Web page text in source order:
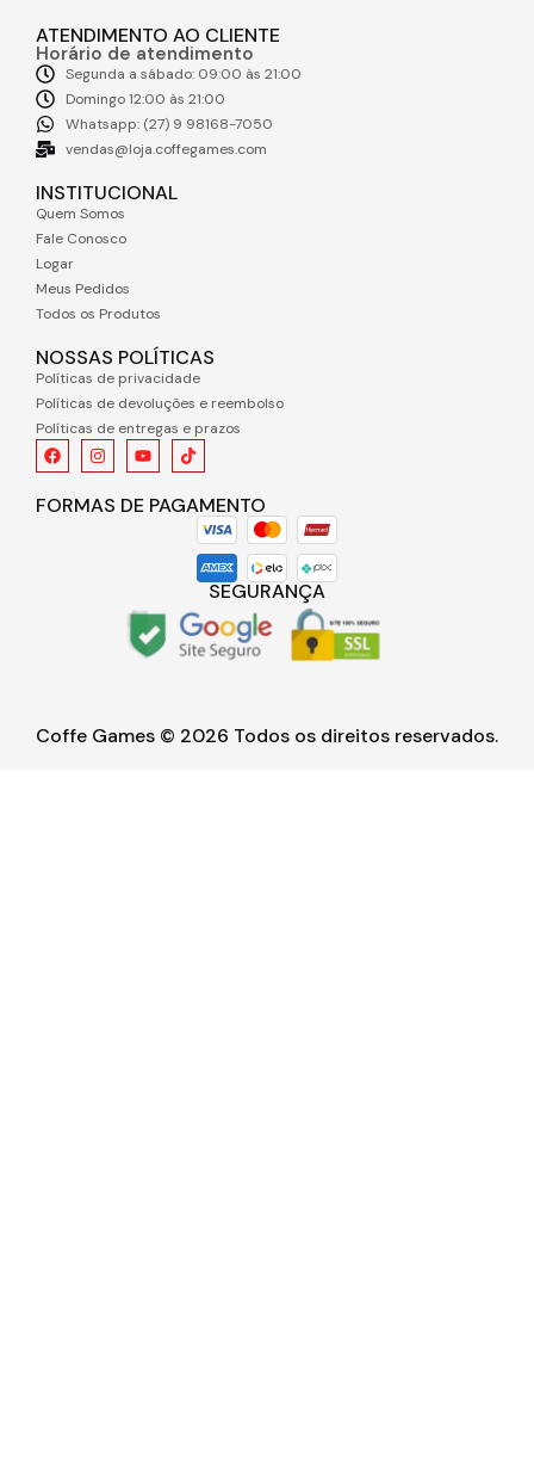
ATENDIMENTO AO CLIENTE
Horário de atendimento
Segunda a sábado: 09:00 às 21:00
Domingo 12:00 às 21:00
Whatsapp: (27) 9 98168-7050
vendas@loja.coffegames.com
INSTITUCIONAL
Quem Somos
Fale Conosco
Logar
Meus Pedidos
Todos os Produtos
NOSSAS POLÍTICAS
Políticas de privacidade
Políticas de devoluções e reembolso
Políticas de entregas e prazos
FORMAS DE PAGAMENTO
SEGURANÇA
Coffe Games © 2026 Todos os direitos reservados.